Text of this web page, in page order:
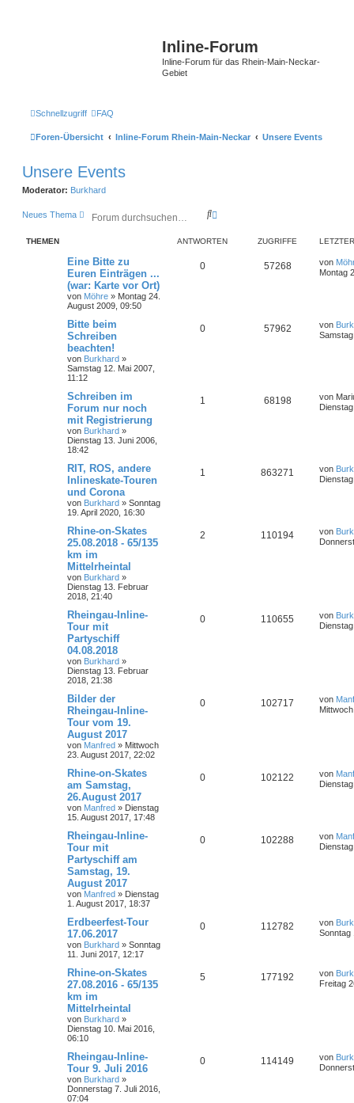
Inline-Forum
Inline-Forum für das Rhein-Main-Neckar-
Gebiet
Schnellzugriff FAQ
Foren-Übersicht Inline-Forum Rhein-Main-Neckar Unsere Events
Unsere Events
Moderator: Burkhard
Neues Thema
S
he
THEMEN ANTWORTEN ZUGRIFFE
Eine Bitte zu
Euren Einträgen ...
(war: Karte vor Ort)
von Möhre » Montag 24.
August 2009, 09:50
0 57268 von
Montag
Bitte beim
Schreiben
beachten!
von Burkhard »
Samstag 12. Mai 2007,
11:12
0 57962 von
Schreiben im
Forum nur noch
mit Registrierung
von Burkhard »
Dienstag 13. Juni 2006,
18:42
1 68198 von
RIT, ROS, andere
Inlineskate-Touren
und Corona
von Burkhard » Sonntag
19. April 2020, 16:30
1 863271 von
Rhine-on-Skates
25.08.2018 - 65/135
km im
Mittelrheintal
von Burkhard »
Dienstag 13. Februar
2018, 21:40
2 110194 von
Rheingau-Inline-
Tour mit
Partyschiff
04.08.2018
von Burkhard »
Dienstag 13. Februar
2018, 21:38
0 110655 von
Bilder der
Rheingau-Inline-
Tour vom 19.
August 2017
von Manfred » Mittwoch
23. August 2017, 22:02
0 102717 von
Rhine-on-Skates
am Samstag,
26.August 2017
von Manfred » Dienstag
15. August 2017, 17:48
0 102122 von
Rheingau-Inline-
Tour mit
Partyschiff am
Samstag, 19.
August 2017
von Manfred » Dienstag
1. August 2017, 18:37
0 102288 von
Erdbeerfest-Tour
17.06.2017
von Burkhard » Sonntag
11. Juni 2017, 12:17
0 112782 von
Sonntag
Rhine-on-Skates
27.08.2016 - 65/135
km im
Mittelrheintal
von Burkhard »
Dienstag 10. Mai 2016,
06:10
5 177192 von
Freitag
Rheingau-Inline-
Tour 9. Juli 2016
von Burkhard »
Donnerstag 7. Juli 2016,
07:04
0 114149 von